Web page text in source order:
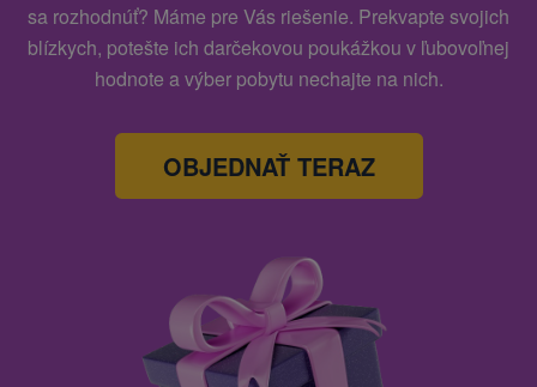
sa rozhodnúť? Máme pre Vás riešenie. Prekvapte svojich
blízkych, potešte ich darčekovou poukážkou v ľubovoľnej
hodnote a výber pobytu nechajte na nich.
OBJEDNAŤ TERAZ